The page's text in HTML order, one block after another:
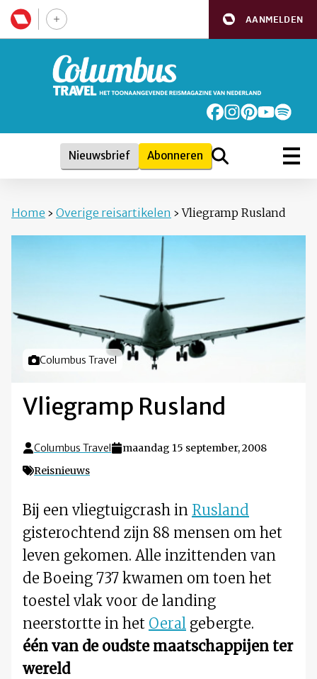
AANMELDEN
Nieuwsbrief Abonneren
Home › Overige reisartikelen › Vliegramp Rusland
Foto door
Columbus Travel
Vliegramp Rusland
Columbus Travel
maandag 15 september, 2008
Reisnieuws
Bij een vliegtuigcrash in Rusland
gisterochtend zijn 88 mensen om het
leven gekomen. Alle inzittenden van
de Boeing 737 kwamen om toen het
toestel vlak voor de landing
neerstortte in het Oeral gebergte.
één van de oudste maatschappijen ter
wereld